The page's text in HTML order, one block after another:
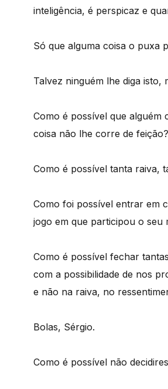
inteligência, é perspicaz e
Só que alguma coisa o puxa
Talvez ninguém lhe diga isto,
Como é possível que alguém
coisa não lhe corre de feição?
Como é possível tanta raiva,
Como foi possível entrar em
jogo em que participou o seu
Como é possível fechar
com a possibilidade de nos
e não na raiva, no
Bolas, Sérgio.
Como é possível não